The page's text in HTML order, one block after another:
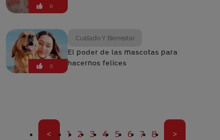
0
0
Cuidado Y Bienestar
El poder de las mascotas para
hacernos felices
Primera página
< Página
1 Página
2 Página
3 Página actual
4 Página
5 Página
6 Página
7 Página
8 Última
>